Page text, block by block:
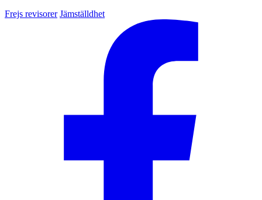
Frejs revisorer Jämställdhet